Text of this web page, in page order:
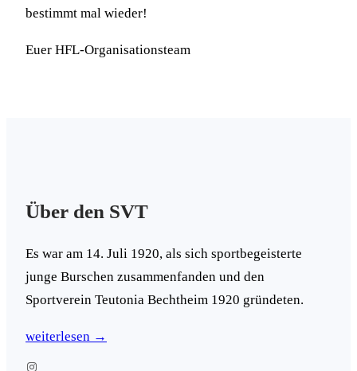
bestimmt mal wieder!
Euer HFL-Organisationsteam
Über den SVT
Es war am 14. Juli 1920, als sich sportbegeisterte
junge Burschen zusammenfanden und den
Sportverein Teutonia Bechtheim 1920 gründeten.
weiterlesen →
Instagram